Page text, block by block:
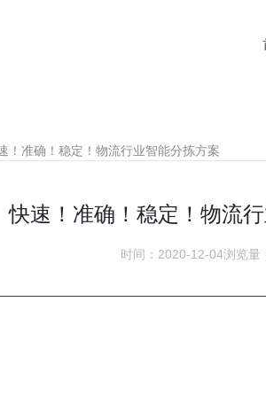
！准确！稳定！物流行业智能分拣方案
快速！准确！稳定！物流
时间：2020-12-04浏览量